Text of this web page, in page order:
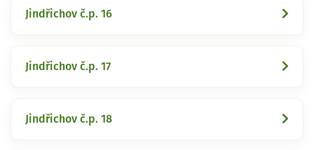
Jindřichov č.p. 16
Jindřichov č.p. 17
Jindřichov č.p. 18